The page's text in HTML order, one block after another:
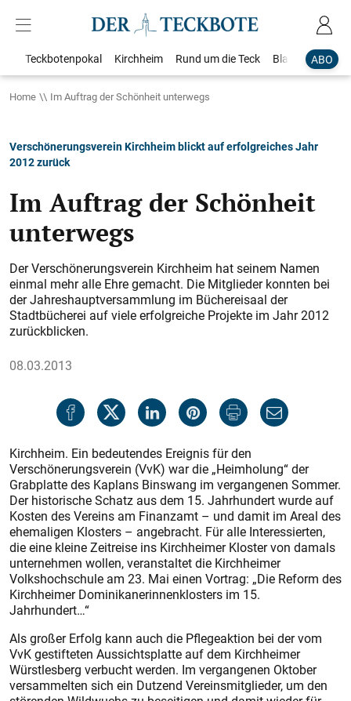
ABO
Teckbotenpokal Kirchheim Rund um die Teck Blaulicht
Home Im Auftrag der Schönheit unterwegs
Verschönerungsverein Kirchheim blickt auf erfolgreiches Jahr
2012 zurück
Im Auftrag der Schönheit
unterwegs
Der Verschönerungsverein Kirchheim hat seinem Namen
einmal mehr alle Ehre gemacht. Die Mitglieder konnten bei
der Jahreshauptversammlung im Büchereisaal der
Stadtbücherei auf viele erfolgreiche Projekte im Jahr 2012
zurückblicken.
08.03.2013
Kirchheim. Ein bedeutendes Ereignis für den
Verschönerungsverein (VvK) war die „Heimholung“ der
Grabplatte des Kaplans Binswang im vergangenen Sommer.
Der historische Schatz aus dem 15. Jahrhundert wurde auf
Kosten des Vereins am Finanzamt – und damit im Areal des
ehemaligen Klosters – angebracht. Für alle Interessierten,
die eine kleine Zeitreise ins Kirchheimer Kloster von damals
unternehmen wollen, veranstaltet die Kirchheimer
Volkshochschule am 23. Mai einen Vortrag: „Die Reform des
Kirchheimer Dominikanerinnenklosters im 15.
Jahrhundert…“
Als großer Erfolg kann auch die Pflegeaktion bei der vom
VvK gestifteten Aussichtsplatte auf dem Kirchheimer
Würstlesberg verbucht werden. Im vergangenen Oktober
versammelten sich ein Dutzend Vereinsmitglieder, um den